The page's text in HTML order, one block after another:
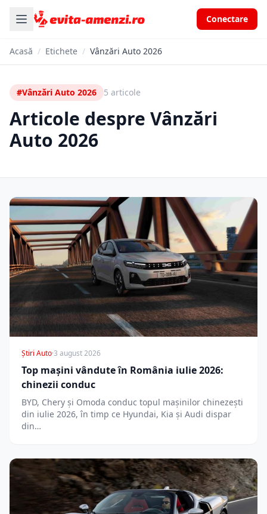
Conectare
Acasă / Etichete / Vânzări Auto 2026
#Vânzări Auto 2026 5 articole
Articole despre Vânzări
Auto 2026
Știri Auto·3 august 2026
Top mașini vândute în România iulie 2026:
chinezii conduc
BYD, Chery și Omoda conduc topul mașinilor chinezești
din iulie 2026, în timp ce Hyundai, Kia și Audi dispar
din…